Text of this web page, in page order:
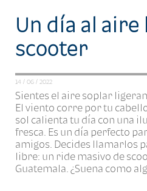
Un día al
scooter
14 / 06 / 2022
Sientes el aire soplar
El viento corre por tu
sol calienta tu día con una
fresca. Es un día perfecto
amigos. Decides llamarlos
libre: un ride masivo de
Guatemala. ¿Suena como